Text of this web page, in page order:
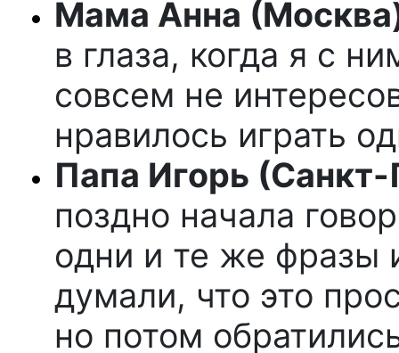
Мама Анна
в глаза, когда я с
совсем не
нравилось играть
Папа Игорь
поздно начала
одни и те же фразы
думали, что это
но потом